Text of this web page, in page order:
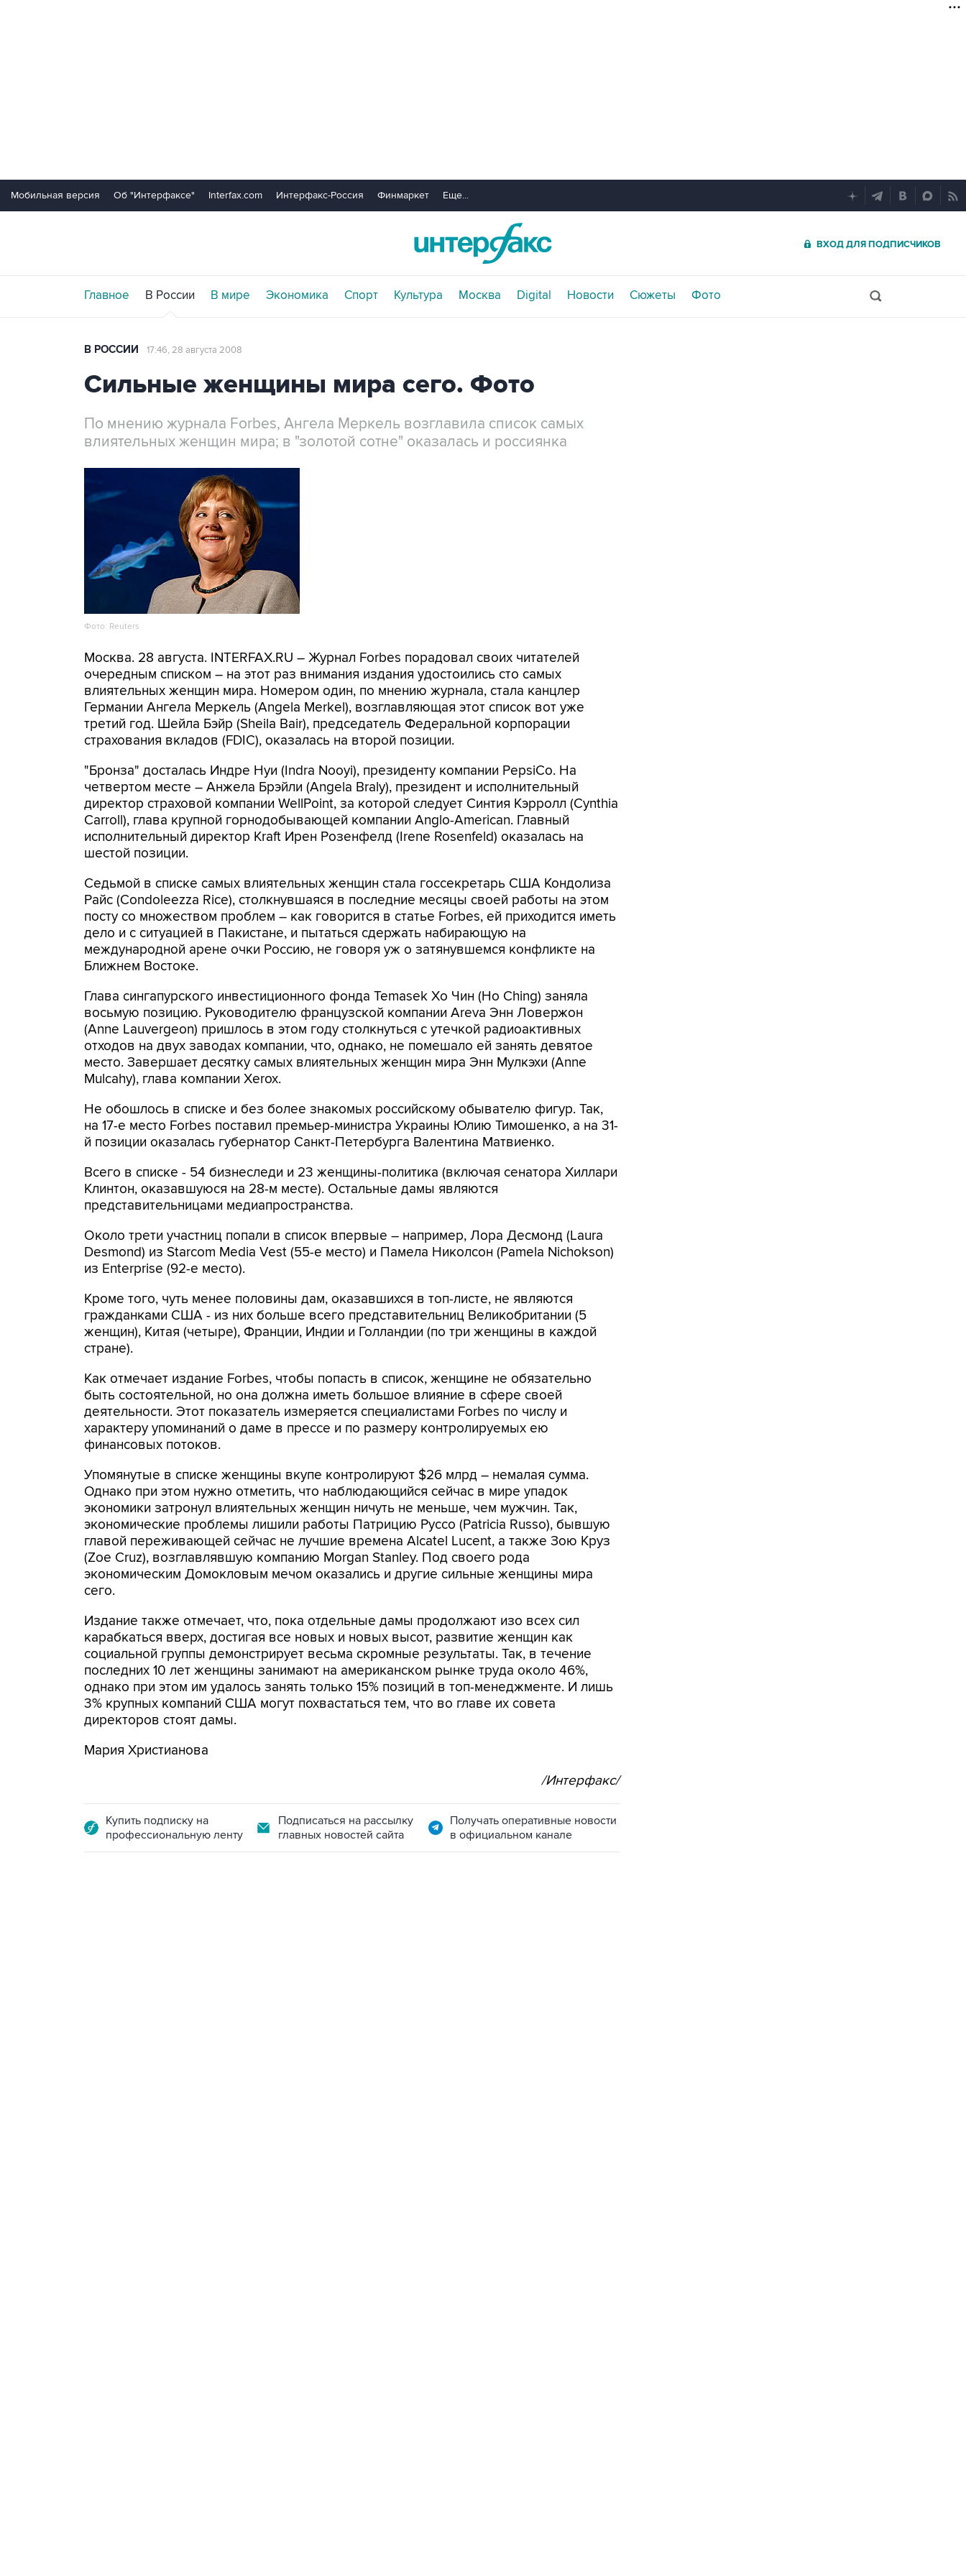
Мобильная версия Об "Интерфаксе" Interfax.com Интерфакс-Россия Финмаркет Еще...
ВХОД ДЛЯ ПОДПИСЧИКОВ
Главное В России В мире Экономика Спорт Культура Москва Digital Новости Сюжеты Фото
В РОССИИ 17:46, 28 августа 2008
Сильные женщины мира сего. Фото
По мнению журнала Forbes, Ангела Меркель возглавила список самых
влиятельных женщин мира; в "золотой сотне" оказалась и россиянка
Фото: Reuters
Москва. 28 августа. INTERFAX.RU – Журнал Forbes порадовал своих читателей
очередным списком – на этот раз внимания издания удостоились сто самых
влиятельных женщин мира. Номером один, по мнению журнала, стала канцлер
Германии Ангела Меркель (Angela Merkel), возглавляющая этот список вот уже
третий год. Шейла Бэйр (Sheila Bair), председатель Федеральной корпорации
страхования вкладов (FDIC), оказалась на второй позиции.
"Бронза" досталась Индре Нуи (Indra Nooyi), президенту компании PepsiCо. На
четвертом месте – Анжела Брэйли (Angela Braly), президент и исполнительный
директор страховой компании WellPoint, за которой следует Синтия Кэрролл (Cynthia
Carroll), глава крупной горнодобывающей компании Anglo-American. Главный
исполнительный директор Kraft Ирен Розенфелд (Irene Rosenfeld) оказалась на
шестой позиции.
Седьмой в списке самых влиятельных женщин стала госсекретарь США Кондолиза
Райс (Condoleezza Rice), столкнувшаяся в последние месяцы своей работы на этом
посту со множеством проблем – как говорится в статье Forbes, ей приходится иметь
дело и с ситуацией в Пакистане, и пытаться сдержать набирающую на
международной арене очки Россию, не говоря уж о затянувшемся конфликте на
Ближнем Востоке.
Глава сингапурского инвестиционного фонда Temasek Хо Чин (Ho Ching) заняла
восьмую позицию. Руководителю французской компании Areva Энн Ловержон
(Anne Lauvergeon) пришлось в этом году столкнуться с утечкой радиоактивных
отходов на двух заводах компании, что, однако, не помешало ей занять девятое
место. Завершает десятку самых влиятельных женщин мира Энн Мулкэхи (Anne
Mulcahy), глава компании Xerox.
Не обошлось в списке и без более знакомых российскому обывателю фигур. Так,
на 17-е место Forbes поставил премьер-министра Украины Юлию Тимошенко, а на 31-
й позиции оказалась губернатор Санкт-Петербурга Валентина Матвиенко.
Всего в списке - 54 бизнеследи и 23 женщины-политика (включая сенатора Хиллари
Клинтон, оказавшуюся на 28-м месте). Остальные дамы являются
представительницами медиапространства.
Около трети участниц попали в список впервые – например, Лора Десмонд (Laura
Desmond) из Starcom Media Vest (55-е место) и Памела Николсон (Pamela Nichokson)
из Enterprise (92-е место).
Кроме того, чуть менее половины дам, оказавшихся в топ-листе, не являются
гражданками США - из них больше всего представительниц Великобритании (5
женщин), Китая (четыре), Франции, Индии и Голландии (по три женщины в каждой
стране).
Как отмечает издание Forbes, чтобы попасть в список, женщине не обязательно
быть состоятельной, но она должна иметь большое влияние в сфере своей
деятельности. Этот показатель измеряется специалистами Forbes по числу и
характеру упоминаний о даме в прессе и по размеру контролируемых ею
финансовых потоков.
Упомянутые в списке женщины вкупе контролируют $26 млрд – немалая сумма.
Однако при этом нужно отметить, что наблюдающийся сейчас в мире упадок
экономики затронул влиятельных женщин ничуть не меньше, чем мужчин. Так,
экономические проблемы лишили работы Патрицию Руссо (Patricia Russo), бывшую
главой переживающей сейчас не лучшие времена Alcatel Lucent, а также Зою Круз
(Zoe Cruz), возглавлявшую компанию Morgan Stanley. Под своего рода
экономическим Домокловым мечом оказались и другие сильные женщины мира
сего.
Издание также отмечает, что, пока отдельные дамы продолжают изо всех сил
карабкаться вверх, достигая все новых и новых высот, развитие женщин как
социальной группы демонстрирует весьма скромные результаты. Так, в течение
последних 10 лет женщины занимают на американском рынке труда около 46%,
однако при этом им удалось занять только 15% позиций в топ-менеджменте. И лишь
3% крупных компаний США могут похвастаться тем, что во главе их совета
директоров стоят дамы.
Мария Христианова
/Интерфакс/
Купить подписку на
профессиональную ленту
Подписаться на рассылку
главных новостей сайта
Получать оперативные новости
в официальном канале